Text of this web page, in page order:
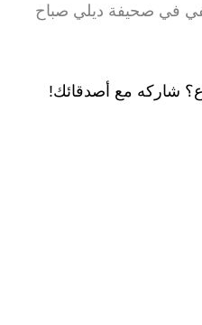
في صحيفة ديلي صباح
شاركه مع أصدقائك!